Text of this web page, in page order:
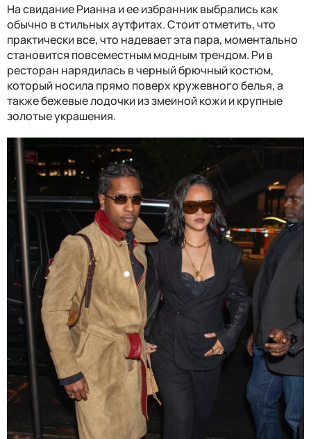
На свидание Рианна и ее избранник выбрались как
обычно в стильных аутфитах. Стоит отметить, что
практически все, что надевает эта пара, моментально
становится повсеместным модным трендом. Ри в
ресторан нарядилась в черный брючный костюм,
который носила прямо поверх кружевного белья, а
также бежевые лодочки из змеиной кожи и крупные
золотые украшения.